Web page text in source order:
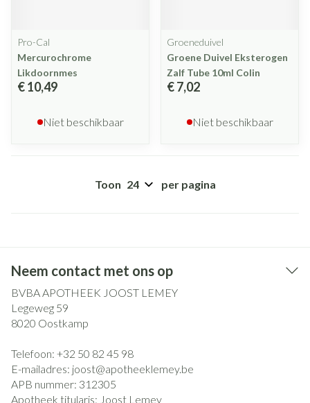
Pro-Cal
Mercurochrome
Likdoornmes
€ 10,49
Niet beschikbaar
Groeneduivel
Groene Duivel Eksterogen
Zalf Tube 10ml Colin
€ 7,02
Niet beschikbaar
Toon per pagina
Neem contact met ons op
BVBA APOTHEEK JOOST LEMEY
Legeweg 59
8020 Oostkamp
Telefoon: +32 50 82 45 98
E-mailadres: joost@apotheeklemey.be
APB nummer: 312305
Apotheek titularis: Joost Lemey